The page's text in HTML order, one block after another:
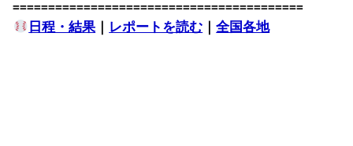
=========================================
日程・結果｜ レポートを読む ｜全国各地